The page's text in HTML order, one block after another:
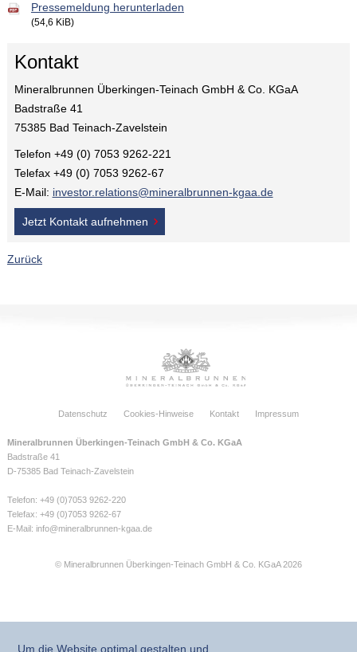
Pressemeldung herunterladen
(54,6 KiB)
Kontakt
Mineralbrunnen Überkingen-Teinach GmbH & Co. KGaA
Badstraße 41
75385 Bad Teinach-Zavelstein
Telefon +49 (0) 7053 9262-221
Telefax +49 (0) 7053 9262-67
E-Mail: investor.relations@mineralbrunnen-kgaa.de
Jetzt Kontakt aufnehmen
Zurück
Datenschutz Cookies-Hinweise Kontakt Impressum
Mineralbrunnen Überkingen-Teinach GmbH & Co. KGaA
Badstraße 41
D-75385 Bad Teinach-Zavelstein
Telefon: +49 (0)7053 9262-220
Telefax: +49 (0)7053 9262-67
E-Mail: info@mineralbrunnen-kgaa.de
© Mineralbrunnen Überkingen-Teinach GmbH & Co. KGaA 2026
Um die Website optimal gestalten und